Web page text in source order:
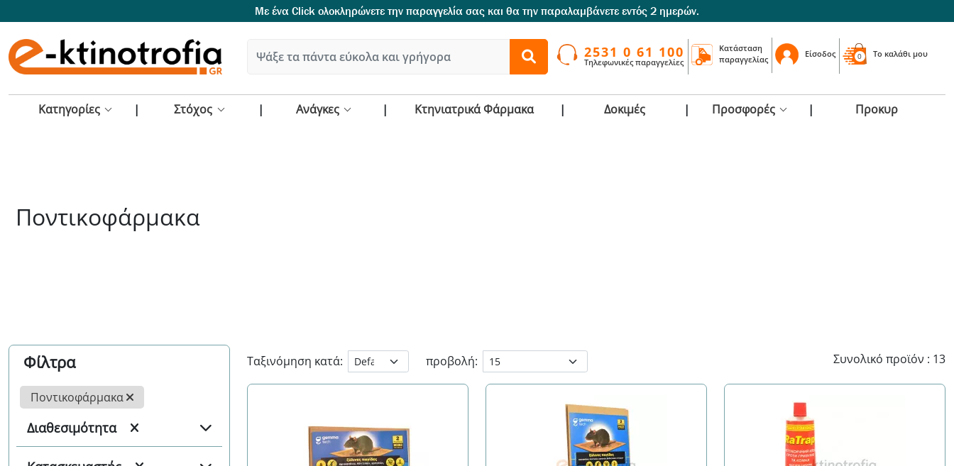
Με ένα Click oλοκληρώνετε την παραγγελία σας και θα την παραλαμβάνετε εντός 2 ημερών.
2531 0 61 100
Τηλεφωνικές παραγγελίες
Κατάσταση
παραγγελίας
Είσοδος 0 To καλάθι μου
Κατηγορίες Στόχος Ανάγκες Κτηνιατρικά Φάρμακα Δοκιμές Προσφορές Προκυρ
Ποντικοφάρμακα
Φίλτρα
Ποντικοφάρμακα
Διαθεσιμότητα
Ταξινόμηση κατά: προβολή: Συνολικό προϊόν : 13